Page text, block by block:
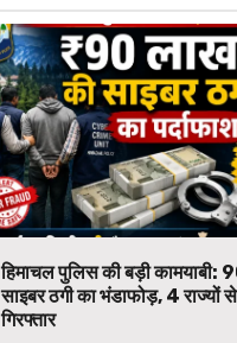
हिमाचल पुलिस की बड़ी कामयाबी:
साइबर ठगी का भंडाफोड़, 4 राज्यों
गिरफ्तार